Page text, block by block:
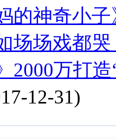
的神奇小
场场戏都哭
2000万打
12-31)